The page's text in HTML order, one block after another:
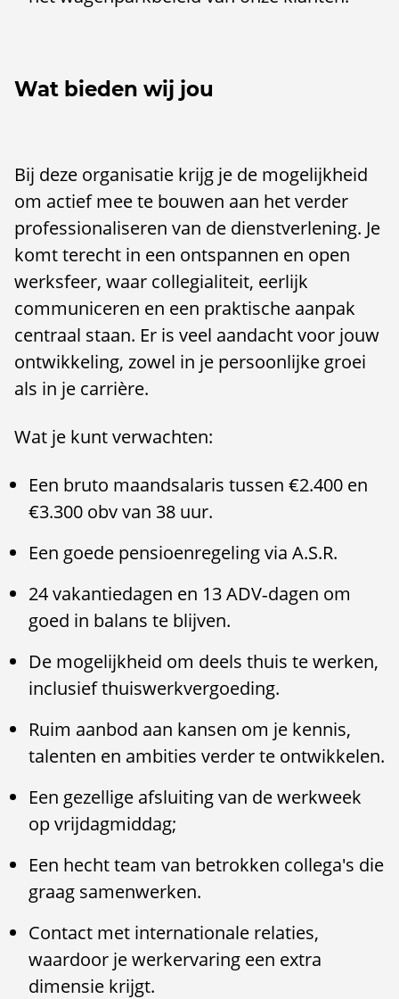
Wat bieden wij jou
Bij deze organisatie krijg je de mogelijkheid
om actief mee te bouwen aan het verder
professionaliseren van de dienstverlening. Je
komt terecht in een ontspannen en open
werksfeer, waar collegialiteit, eerlijk
communiceren en een praktische aanpak
centraal staan. Er is veel aandacht voor jouw
ontwikkeling, zowel in je persoonlijke groei
als in je carrière.
Wat je kunt verwachten:
Een bruto maandsalaris tussen €2.400 en
€3.300 obv van 38 uur.
Een goede pensioenregeling via A.S.R.
24 vakantiedagen en 13 ADV‑dagen om
goed in balans te blijven.
De mogelijkheid om deels thuis te werken,
inclusief thuiswerkvergoeding.
Ruim aanbod aan kansen om je kennis,
talenten en ambities verder te ontwikkelen.
Een gezellige afsluiting van de werkweek
op vrijdagmiddag;
Een hecht team van betrokken collega's die
graag samenwerken.
Contact met internationale relaties,
waardoor je werkervaring een extra
dimensie krijgt.